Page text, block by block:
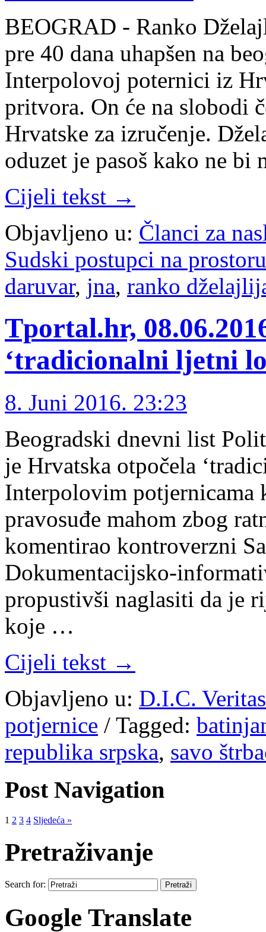
BEOGRAD - Ranko
pre 40 dana uhapšen na
Interpolovoj poternici iz
pritvora. On će na slobodi
Hrvatske za izručenje.
oduzet je pasoš kako ne
Cijeli tekst →
Objavljeno u: Članci za
Sudski postupci na
daruvar, jna, ranko
Tportal.hr,
‘tradicionalni ljetni
8. Juni 2016. 23:23
Beogradski dnevni list
je Hrvatska otpočela
Interpolovim potjernicama
pravosuđe mahom zbog
komentirao kontroverzni
Dokumentacijsko-
propustivši naglasiti da je
koje …
Cijeli tekst →
Objavljeno u: D.I.C.
potjernice / Tagged:
republika srpska, savo
Post Navigation
1 2 3 4 Sljedeća »
Pretraživanje
Search for:
Google Translate